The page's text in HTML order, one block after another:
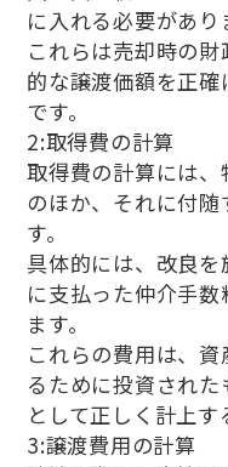
に入れる必要があり
これらは売却時の
的な譲渡価額を正
です。
2:取得費の計算
取得費の計算には
のほか、それに付
す。
具体的には、改良
に支払った仲介手
ます。
これらの費用は、
るために投資され
として正しく計上す
3:譲渡費用の計算